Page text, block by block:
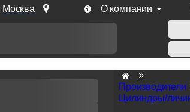
Москва О компании
цен на сайте 7% при заказе от 50 тыс.
Производители
Цилиндры/